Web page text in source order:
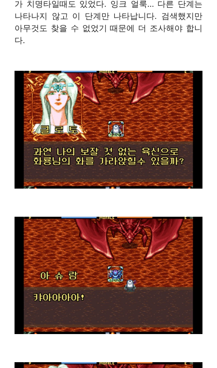
가 치명타일때도 있었다. 잉크 얼룩… 다른 단계는
나타나지 않고 이 단계만 나타납니다. 검색했지만
아무것도 찾을 수 없었기 때문에 더 조사해야 합니
다.